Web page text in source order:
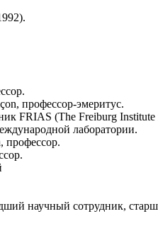
профессор-эмеритус.
FRIAS (The Freiburg Institute
лаборатории.
профессор.
сотрудник,